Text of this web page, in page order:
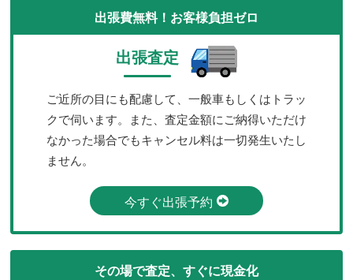
出張費無料！お客様負担ゼロ
出張査定
ご近所の目にも配慮して、一般車もしくはトラッ
クで伺います。また、査定金額にご納得いただけ
なかった場合でもキャンセル料は一切発生いたし
ません。
今すぐ出張予約
その場で査定、すぐに現金化